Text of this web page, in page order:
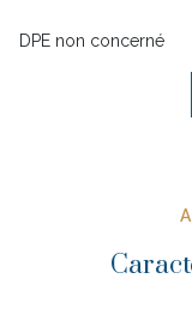
DPE non concerné